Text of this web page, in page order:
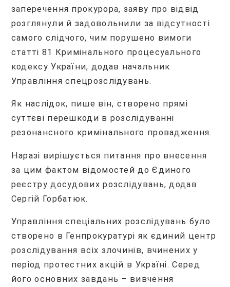
заперечення прокурора, заяву про відвід
розглянули й задовольнили за відсутності
самого слідчого, чим порушено вимоги
статті 81 Кримінального процесуального
кодексу України, додав начальник
Управління спецрозслідувань.
Як наслідок, пише він, створено прямі
суттєві перешкоди в розслідуванні
резонансного кримінального провадження.
Наразі вирішується питання про внесення
за цим фактом відомостей до Єдиного
реєстру досудових розслідувань, додав
Сергій Горбатюк.
Управління спеціальних розслідувань було
створено в Генпрокуратурі як єдиний центр
розслідування всіх злочинів, вчинених у
період протестних акцій в Україні. Серед
його основних завдань – вивчення